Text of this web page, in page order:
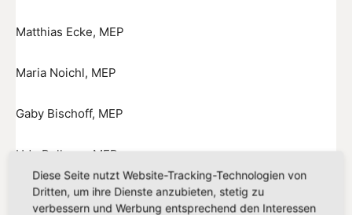
Matthias Ecke, MEP
Maria Noichl, MEP
Gaby Bischoff, MEP
Udo Bullman, MEP
Vivien Costanzo, MEP
Diese Seite nutzt Website-Tracking-Technologien von
Dritten, um ihre Dienste anzubieten, stetig zu
verbessern und Werbung entsprechend den Interessen